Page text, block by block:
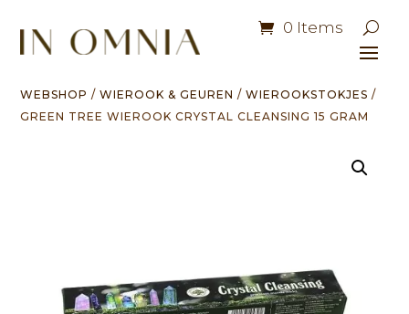
0 Items
WEBSHOP /WIEROOK & GEUREN /WIEROOKSTOKJES /
GREEN TREE WIEROOK CRYSTAL CLEANSING 15 GRAM